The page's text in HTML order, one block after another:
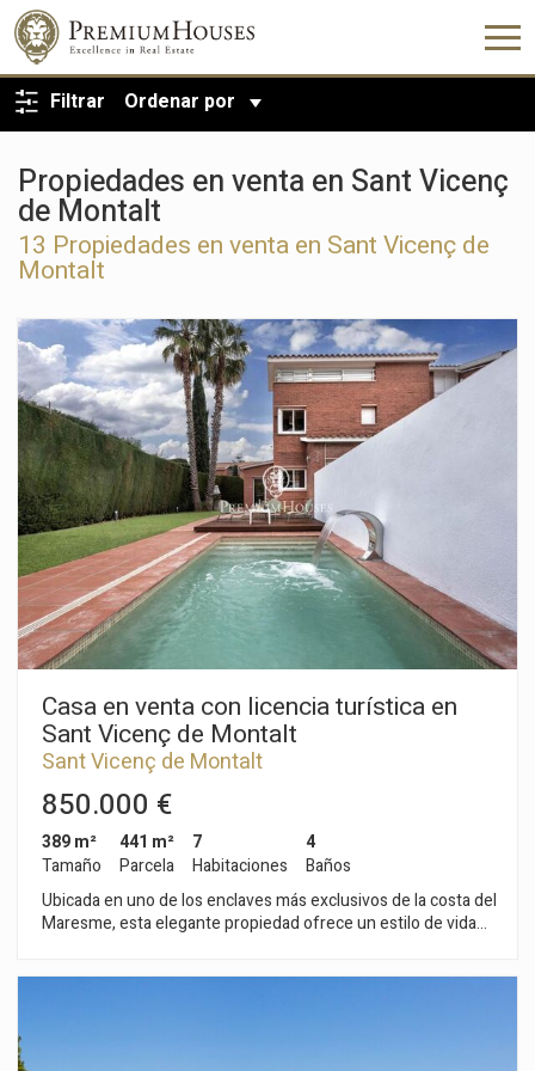
Filtrar Ordenar por
Propiedades en venta en Sant Vicenç
de Montalt
13 Propiedades en venta en Sant Vicenç de
Montalt
VOLVER A LA BÚSQUEDA
Casa en venta con licencia turística en
Sant Vicenç de Montalt
Sant Vicenç de Montalt
850.000 €
389 m²
Tamaño
441 m²
Parcela
7
Habitaciones
4
Baños
Ubicada en uno de los enclaves más exclusivos de la costa del
Maresme, esta elegante propiedad ofrece un estilo de vida